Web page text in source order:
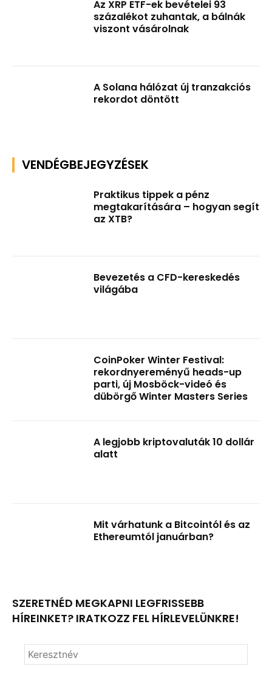
Az XRP ETF-ek bevételei 93
százalékot zuhantak, a bálnák
viszont vásárolnak
A Solana hálózat új tranzakciós
rekordot döntött
VENDÉGBEJEGYZÉSEK
Praktikus tippek a pénz
megtakarítására – hogyan segít
az XTB?
Bevezetés a CFD-kereskedés
világába
CoinPoker Winter Festival:
rekordnyereményű heads-up
parti, új Mosböck-videó és
dübörgő Winter Masters Series
A legjobb kriptovaluták 10 dollár
alatt
Mit várhatunk a Bitcointól és az
Ethereumtól januárban?
SZERETNÉD MEGKAPNI LEGFRISSEBB
HÍREINKET? IRATKOZZ FEL HÍRLEVELÜNKRE!